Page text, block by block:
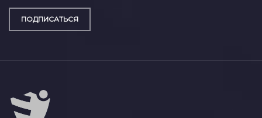
ПОДПИСАТЬСЯ